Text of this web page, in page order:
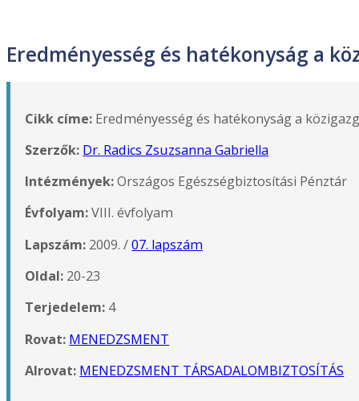
Eredményesség és hatékonyság a
Cikk címe: Eredményesség és hatékonyság a
Szerzők: Dr. Radics Zsuzsanna Gabriella
Intézmények:Országos Egészségbiztosítási Pénztár
Évfolyam:VIII. évfolyam
Lapszám: 2009. /07. lapszám
Oldal: 20-23
Terjedelem: 4
Rovat: MENEDZSMENT
Alrovat: MENEDZSMENT TÁRSADALOMBIZTOSÍTÁS